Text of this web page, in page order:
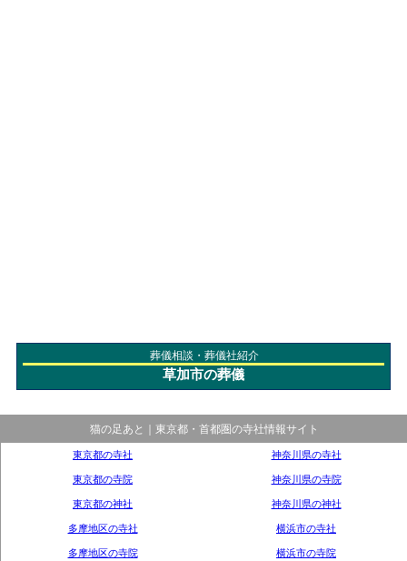
葬儀相談・葬儀社紹介
草加市の葬儀
猫の足あと｜東京都・首都圏の寺社情報サイト
東京都の寺社
東京都の寺院
東京都の神社
多摩地区の寺社
多摩地区の寺院
神奈川県の寺社
神奈川県の寺院
神奈川県の神社
横浜市の寺社
横浜市の寺院